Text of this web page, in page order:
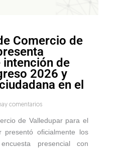
Comercio de
intención de
2026 y
en el
comentarios
de Valledupar para el
presentó oficialmente los
presencial con